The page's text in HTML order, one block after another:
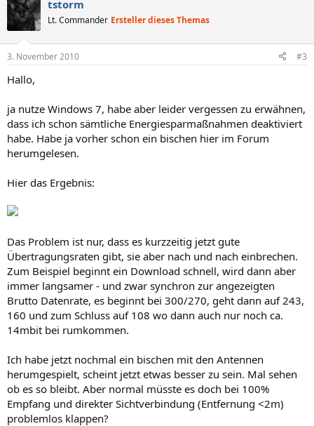
tstorm
Lt. Commander Ersteller dieses Themas
3. November 2010 #3
Hallo,
ja nutze Windows 7, habe aber leider vergessen zu erwähnen,
dass ich schon sämtliche Energiesparmaßnahmen deaktiviert
habe. Habe ja vorher schon ein bischen hier im Forum
herumgelesen.
Hier das Ergebnis:
Das Problem ist nur, dass es kurzzeitig jetzt gute
Übertragungsraten gibt, sie aber nach und nach einbrechen.
Zum Beispiel beginnt ein Download schnell, wird dann aber
immer langsamer - und zwar synchron zur angezeigten
Brutto Datenrate, es beginnt bei 300/270, geht dann auf 243,
160 und zum Schluss auf 108 wo dann auch nur noch ca.
14mbit bei rumkommen.
Ich habe jetzt nochmal ein bischen mit den Antennen
herumgespielt, scheint jetzt etwas besser zu sein. Mal sehen
ob es so bleibt. Aber normal müsste es doch bei 100%
Empfang und direkter Sichtverbindung (Entfernung <2m)
problemlos klappen?